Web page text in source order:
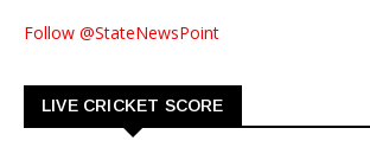
Follow @StateNewsPoint
LIVE CRICKET SCORE